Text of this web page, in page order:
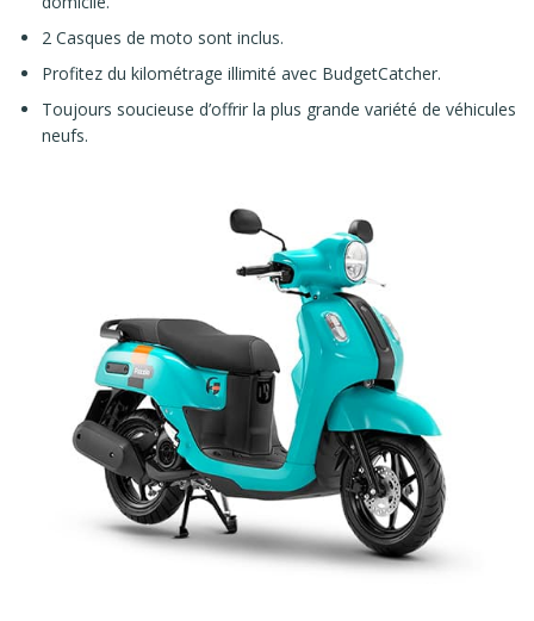
2 Casques de moto sont inclus.
Profitez du kilométrage illimité avec BudgetCatcher.
Toujours soucieuse d’offrir la plus grande variété de véhicules
neufs.